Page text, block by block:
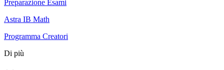
Preparazione Esami
Astra IB Math
Programma Creatori
Di più